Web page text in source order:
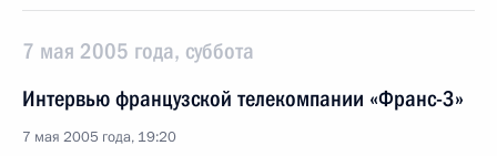
7 мая 2005 года, суббота
Интервью французской телекомпании «Франс-3»
7 мая 2005 года, 19:20